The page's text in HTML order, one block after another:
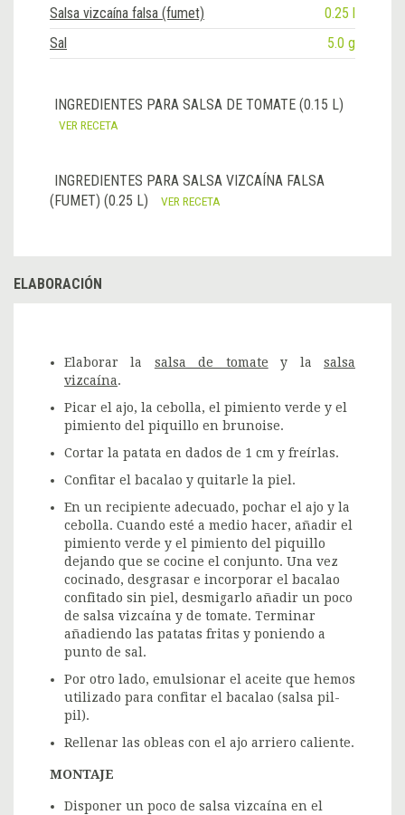
Salsa vizcaína falsa (fumet)
0.25 l
Sal
5.0 g
INGREDIENTES PARA SALSA DE TOMATE (0.15 L)
VER RECETA
INGREDIENTES PARA SALSA VIZCAÍNA FALSA
(FUMET) (0.25 L)
VER RECETA
ELABORACIÓN
Elaborar la salsa de tomate y lasalsa
vizcaína.
Picar el ajo, la cebolla, el pimiento verde y el
pimiento del piquillo en brunoise.
Cortar la patata en dados de 1 cm y freírlas.
Confitar el bacalao y quitarle la piel.
En un recipiente adecuado, pochar el ajo y la
cebolla. Cuando esté a medio hacer, añadir el
pimiento verde y el pimiento del piquillo
dejando que se cocine el conjunto. Una vez
cocinado, desgrasar e incorporar el bacalao
confitado sin piel, desmigarlo añadir un poco
de salsa vizcaína y de tomate. Terminar
añadiendo las patatas fritas y poniendo a
punto de sal.
Por otro lado, emulsionar el aceite que hemos
utilizado para confitar el bacalao (salsa pil-
pil).
Rellenar las obleas con el ajo arriero caliente.
MONTAJE
Disponer un poco de salsa vizcaína en el